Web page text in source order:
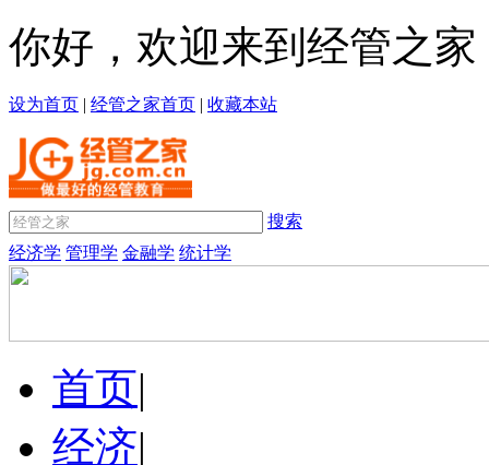
你好，欢迎来到经管之家
设为首页 | 经管之家首页 | 收藏本站
搜索
经济学 管理学 金融学 统计学
首页|
经济|